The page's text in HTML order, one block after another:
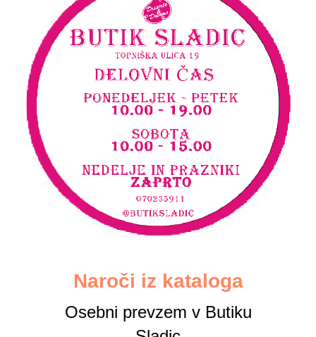
Naroči iz kataloga
Osebni prevzem v Butiku